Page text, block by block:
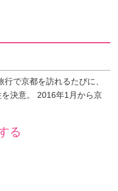
で京都を訪れるたびに、
決意。 2016年1月から京
る